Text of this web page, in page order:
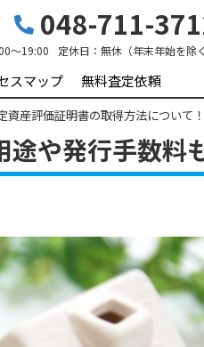
048-711-
～19:00 定休日： 無休（年末年始を除く
スマップ 無料査定依頼
資産評価証明書の取得方法について
途や発行手数料